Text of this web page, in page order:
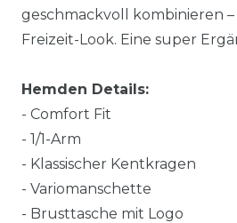
geschmackvoll kombinieren
Freizeit-Look. Eine super
Hemden Details:
- Comfort Fit
- 1/1-Arm
- Klassischer Kentkragen
- Variomanschette
- Brusttasche mit Logo